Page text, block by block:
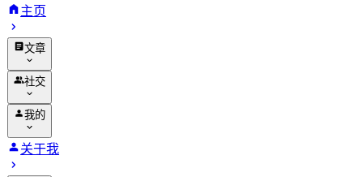
主页
文章
归档
分类
标签
社交
友链
留言
我的
动态
关于我